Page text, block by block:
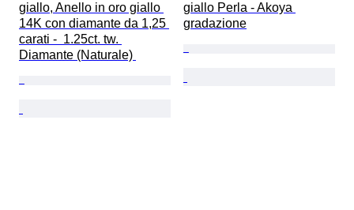
giallo, Anello in oro giallo
14K con diamante da 1,25
carati -  1.25ct. tw.
Diamante (Naturale)
giallo Perla - Akoya
gradazione